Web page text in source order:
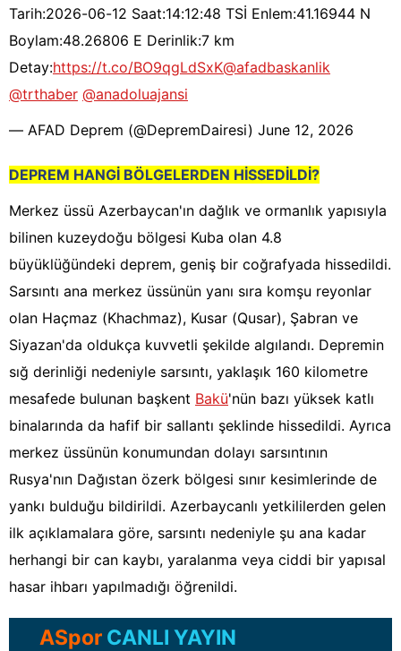
Tarih:2026-06-12 Saat:14:12:48 TSİ Enlem:41.16944 N
Boylam:48.26806 E Derinlik:7 km
Detay:https://t.co/BO9qgLdSxK@afadbaskanlik
@trthaber @anadoluajansi
— AFAD Deprem (@DepremDairesi) June 12, 2026
DEPREM HANGİ BÖLGELERDEN HİSSEDİLDİ?
Merkez üssü Azerbaycan'ın dağlık ve ormanlık yapısıyla
bilinen kuzeydoğu bölgesi Kuba olan 4.8
büyüklüğündeki deprem, geniş bir coğrafyada hissedildi.
Sarsıntı ana merkez üssünün yanı sıra komşu reyonlar
olan Haçmaz (Khachmaz), Kusar (Qusar), Şabran ve
Siyazan'da oldukça kuvvetli şekilde algılandı. Depremin
sığ derinliği nedeniyle sarsıntı, yaklaşık 160 kilometre
mesafede bulunan başkent Bakü'nün bazı yüksek katlı
binalarında da hafif bir sallantı şeklinde hissedildi. Ayrıca
merkez üssünün konumundan dolayı sarsıntının
Rusya'nın Dağıstan özerk bölgesi sınır kesimlerinde de
yankı bulduğu bildirildi. Azerbaycanlı yetkililerden gelen
ilk açıklamalara göre, sarsıntı nedeniyle şu ana kadar
herhangi bir can kaybı, yaralanma veya ciddi bir yapısal
hasar ihbarı yapılmadığı öğrenildi.
ASpor CANLI YAYIN